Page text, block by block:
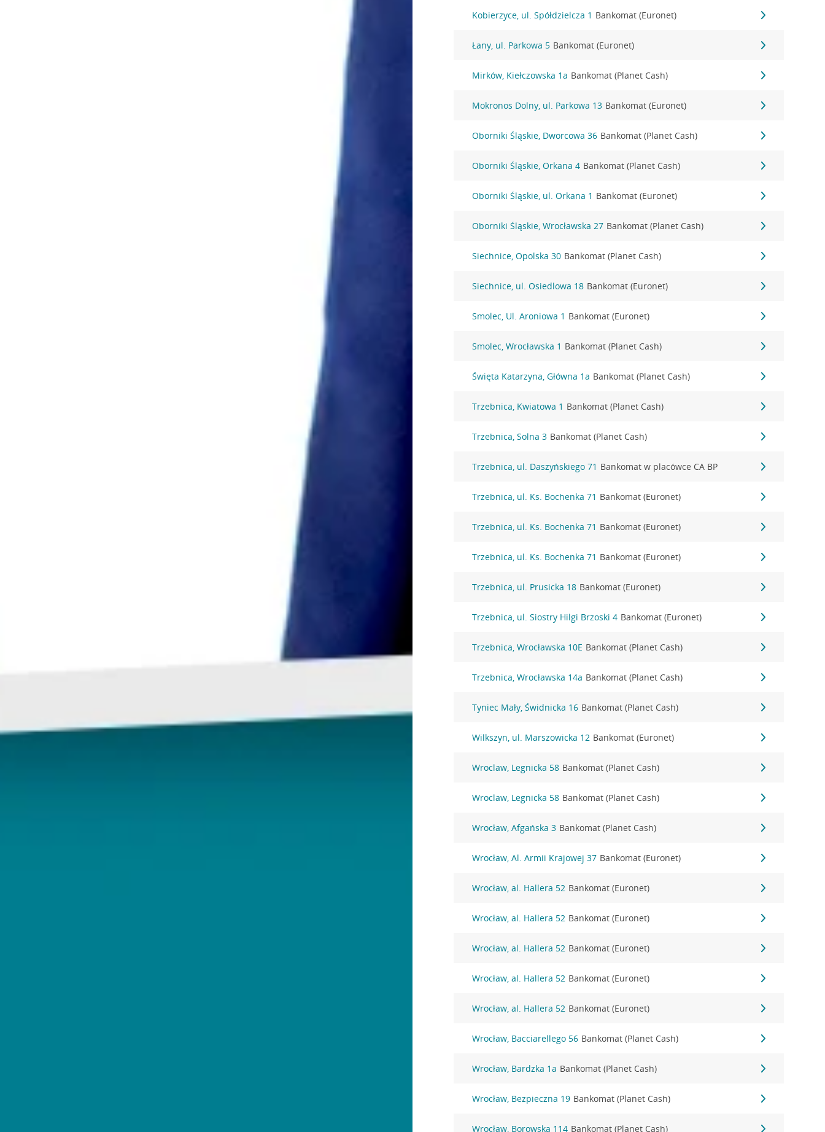
Kobierzyce, ul. Spółdzielcza 1 Bankomat (Euronet)
Łany, ul. Parkowa 5 Bankomat (Euronet)
Mirków, Kiełczowska 1a Bankomat (Planet Cash)
Mokronos Dolny, ul. Parkowa 13 Bankomat (Euronet)
Oborniki Śląskie, Dworcowa 36 Bankomat (Planet Cash)
Oborniki Śląskie, Orkana 4 Bankomat (Planet Cash)
Oborniki Śląskie, ul. Orkana 1 Bankomat (Euronet)
Oborniki Śląskie, Wrocławska 27 Bankomat (Planet Cash)
Siechnice, Opolska 30 Bankomat (Planet Cash)
Siechnice, ul. Osiedlowa 18 Bankomat (Euronet)
Smolec, Ul. Aroniowa 1 Bankomat (Euronet)
Smolec, Wrocławska 1 Bankomat (Planet Cash)
Święta Katarzyna, Główna 1a Bankomat (Planet Cash)
Trzebnica, Kwiatowa 1 Bankomat (Planet Cash)
Trzebnica, Solna 3 Bankomat (Planet Cash)
Trzebnica, ul. Daszyńskiego 71 Bankomat w placówce CA BP
Trzebnica, ul. Ks. Bochenka 71 Bankomat (Euronet)
Trzebnica, ul. Ks. Bochenka 71 Bankomat (Euronet)
Trzebnica, ul. Ks. Bochenka 71 Bankomat (Euronet)
Trzebnica, ul. Prusicka 18 Bankomat (Euronet)
Trzebnica, ul. Siostry Hilgi Brzoski 4 Bankomat (Euronet)
Trzebnica, Wrocławska 10E Bankomat (Planet Cash)
Trzebnica, Wrocławska 14a Bankomat (Planet Cash)
Tyniec Mały, Świdnicka 16 Bankomat (Planet Cash)
Wilkszyn, ul. Marszowicka 12 Bankomat (Euronet)
Wroclaw, Legnicka 58 Bankomat (Planet Cash)
Wroclaw, Legnicka 58 Bankomat (Planet Cash)
Wrocław, Afgańska 3 Bankomat (Planet Cash)
Wrocław, Al. Armii Krajowej 37 Bankomat (Euronet)
Wrocław, al. Hallera 52 Bankomat (Euronet)
Wrocław, al. Hallera 52 Bankomat (Euronet)
Wrocław, al. Hallera 52 Bankomat (Euronet)
Wrocław, al. Hallera 52 Bankomat (Euronet)
Wrocław, al. Hallera 52 Bankomat (Euronet)
Wrocław, Bacciarellego 56 Bankomat (Planet Cash)
Wrocław, Bardzka 1a Bankomat (Planet Cash)
Wrocław, Bezpieczna 19 Bankomat (Planet Cash)
Wrocław, Borowska 114 Bankomat (Planet Cash)